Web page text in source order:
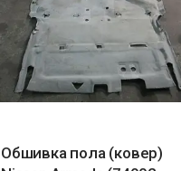
Обшивка пола (ковер)